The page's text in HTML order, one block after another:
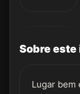
Sobre este
Lugar bem